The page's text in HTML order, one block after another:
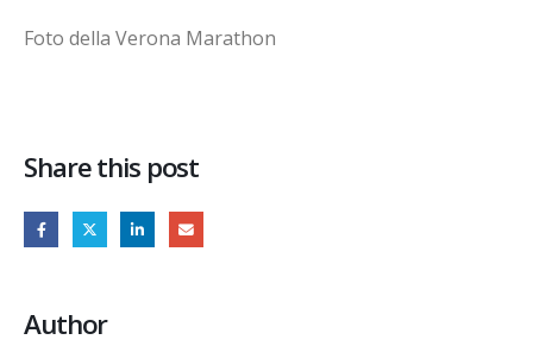
Foto della Verona Marathon
Share this post
Author